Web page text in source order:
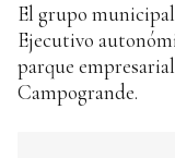
El grupo
Ejecutivo
parque
Campogrande.